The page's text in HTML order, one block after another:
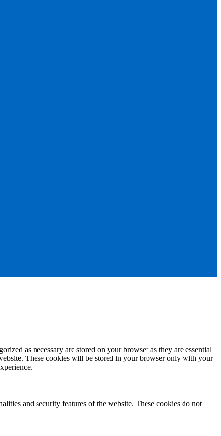
as necessary are stored on your browser as they are essential
These cookies will be stored in your browser only with your
and security features of the website. These cookies do not